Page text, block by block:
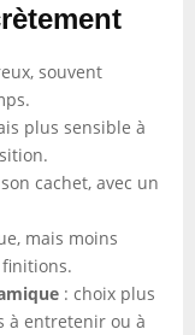
souvent
plus sensible à
cachet, avec un
mais moins
: choix plus
à entretenir ou à